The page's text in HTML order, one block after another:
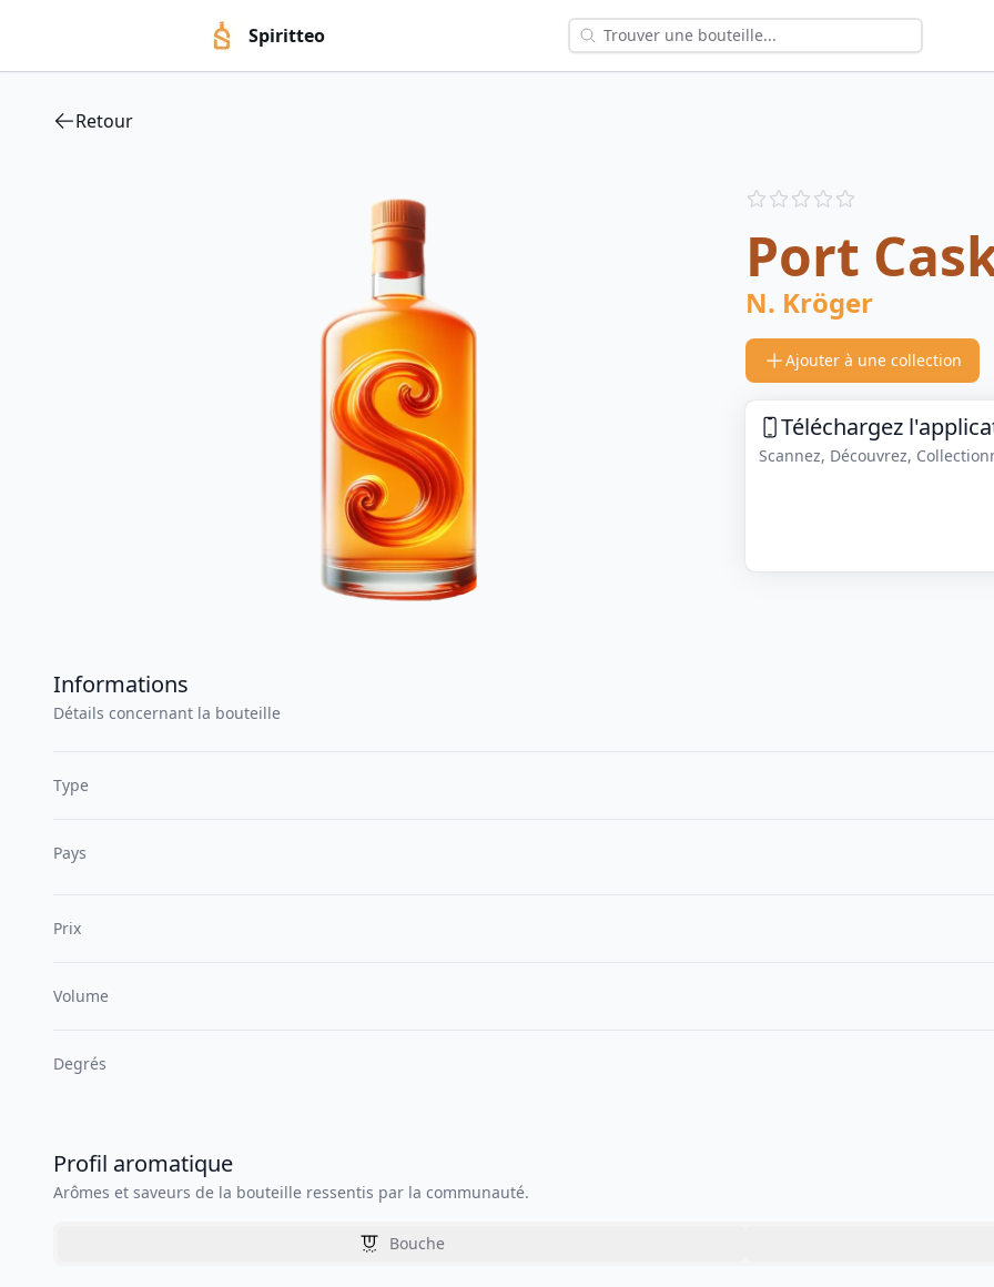
Spiritteo
Retour
Reviews
Port
N. Kröger
Ajouter à une collection
Téléchargez
Scannez, Découvrez,
Informations
Détails concernant la bouteille
Type
Pays
Prix
Volume
Degrés
Profil aromatique
Arômes et saveurs de la bouteille ressentis par la communauté.
Bouche